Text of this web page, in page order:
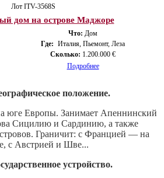
Лот ITV-3568S
дом на острове Маджоре
Что: Дом
Где: Италия, Пьемонт, Леза
Сколько: 1.200.000 €
Подробнее
положение.
юге Европы. Занимает Апеннинский
Сицилию и Сардинию, а также
Граничит: с Францией — на
с Австрией и Шве...
устройство.